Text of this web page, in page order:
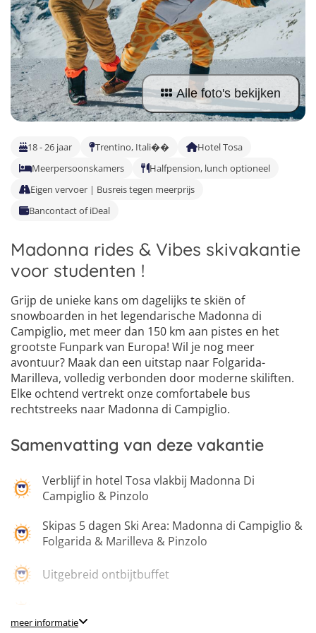
Malta
Nederland
Buitenland
Surfkampen Buitenland
Surfkampen 18+
Taalvakanties Duits
Taalvakanties Italiaans
Alle foto's bekijken
18 - 26 jaar Trentino, Itali��
Hotel Tosa
Meerpersoonskamers
Halfpension, lunch optioneel
Eigen vervoer | Busreis tegen meerprijs
Bancontact of iDeal
Madonna rides & Vibes skivakantie
voor studenten !
Grijp de unieke kans om dagelijks te skiën of
snowboarden in het legendarische Madonna di
Campiglio, met meer dan 150 km aan pistes en het
grootste Funpark van Europa! Wil je nog meer
avontuur? Maak dan een uitstap naar Folgarida-
Marilleva, volledig verbonden door moderne skiliften.
Elke ochtend vertrekt onze comfortabele bus
rechtstreeks naar Madonna di Campiglio.
Samenvatting van deze vakantie
Verblijf in hotel Tosa vlakbij Madonna Di
Campiglio & Pinzolo
Skipas 5 dagen Ski Area: Madonna di Campiglio &
Folgarida & Marilleva & Pinzolo
Uitgebreid ontbijtbuffet
meer informatie